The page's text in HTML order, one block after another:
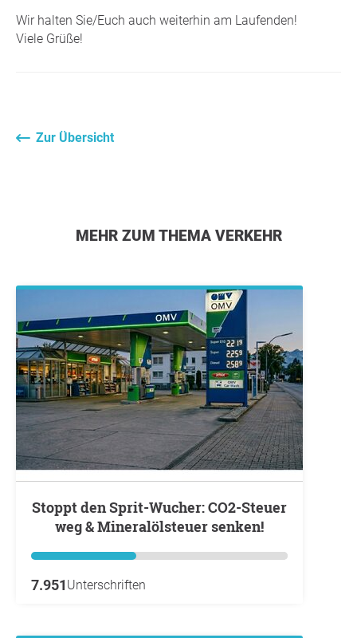
Wir halten Sie/Euch auch weiterhin am Laufenden!
Viele Grüße!
Zur Übersicht
MEHR ZUM THEMA VERKEHR
Stoppt den Sprit-Wucher: CO2-Steuer
weg & Mineralölsteuer senken!
7.951 Unterschriften